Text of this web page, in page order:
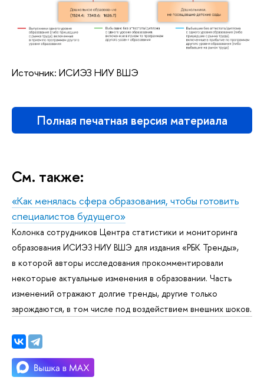
Источник: ИСИЭЗ НИУ ВШЭ
Полная печатная версия материала
См. также:
«Как менялась сфера образования, чтобы готовить
специалистов будущего»
Колонка сотрудников Центра статистики и мониторинга
образования ИСИЭЗ НИУ ВШЭ для издания «РБК Тренды»,
в которой авторы исследования прокомментировали
некоторые актуальные изменения в образовании. Часть
изменений отражают долгие тренды, другие только
зарождаются, в том числе под воздействием внешних шоков.